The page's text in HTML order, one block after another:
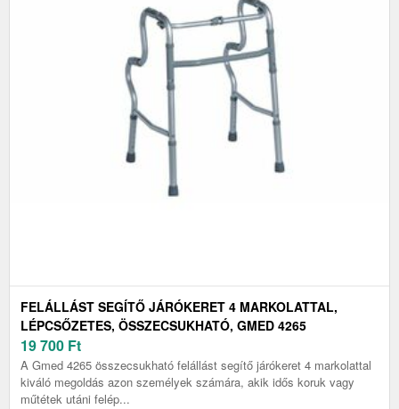
FELÁLLÁST SEGÍTŐ JÁRÓKERET 4 MARKOLATTAL,
LÉPCSŐZETES, ÖSSZECSUKHATÓ, GMED 4265
19 700 Ft
A Gmed 4265 összecsukható felállást segítő járókeret 4 markolattal
kiváló megoldás azon személyek számára, akik idős koruk vagy
műtétek utáni felép...